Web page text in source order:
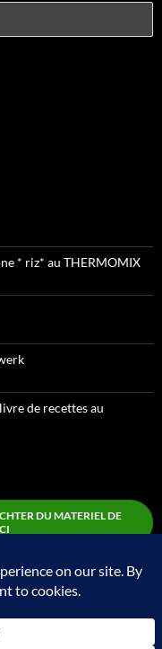
* riz* au THERMOMIX
de recettes au
DU MATERIEL DE